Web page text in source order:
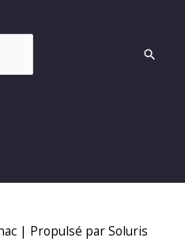
| Propulsé par Soluris